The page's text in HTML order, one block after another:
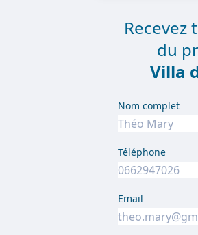
Recevez
du
Villa
Nom complet
Téléphone
Email